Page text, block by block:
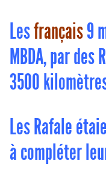
Lesfrançais9
MBDA, par
3500
Les Rafale
à compléter